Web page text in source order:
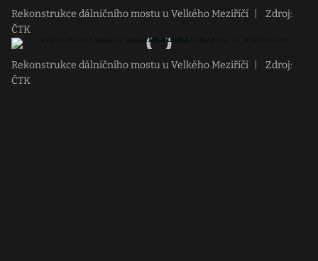
Rekonstrukce dálničního mostu u Velkého Meziříčí
Zdroj:
ČTK
Rekonstrukce dálničního mostu u Velkého Meziříčí
Zdroj:
ČTK